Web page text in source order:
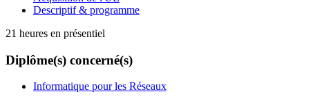
Descriptif & programme
21 heures en présentiel
Diplôme(s) concerné(s)
Informatique pour les Réseaux